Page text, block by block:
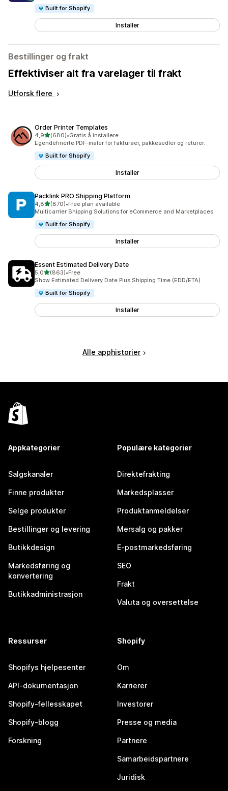
Built for Shopify
Installer
Bestillinger og frakt
Effektiviser alt fra varelager til frakt
Utforsk flere
Order Printer Templates
4,9av 5 stjerner
(680)
Totalt 680 omtaler
•Gratis å installere
Egendefinerte PDF-maler for fakturaer, pakkesedler og returer.
Built for Shopify
Installer
Packlink PRO Shipping Platform
4,8av 5 stjerner
(870)
Totalt 870 omtaler
•Free plan available
Multicarrier Shipping Solutions for eCommerce and Marketplaces
Built for Shopify
Installer
Essent Estimated Delivery Date
5,0av 5 stjerner
(863)
Totalt 863 omtaler
•Free
Show Estimated Delivery Date Plus Shipping Time (EDD/ETA)
Built for Shopify
Installer
Alle apphistorier
Appkategorier
Salgskanaler
Finne produkter
Selge produkter
Bestillinger og levering
Butikkdesign
Markedsføring og
konvertering
Butikkadministrasjon
Populære kategorier
Direktefrakting
Markedsplasser
Produktanmeldelser
Mersalg og pakker
E-postmarkedsføring
SEO
Frakt
Valuta og oversettelse
Ressurser
Shopifys hjelpesenter
API-dokumentasjon
Shopify-fellesskapet
Shopify-blogg
Forskning
Shopify
Om
Karrierer
Investorer
Presse og media
Partnere
Samarbeidspartnere
Juridisk